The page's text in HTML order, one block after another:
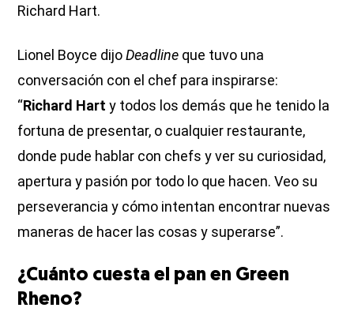
Richard Hart.
Lionel Boyce dijoDeadline que tuvo una
conversación con el chef para inspirarse:
“Richard Hart y todos los demás que he tenido la
fortuna de presentar, o cualquier restaurante,
donde pude hablar con chefs y ver su curiosidad,
apertura y pasión por todo lo que hacen. Veo su
perseverancia y cómo intentan encontrar nuevas
maneras de hacer las cosas y superarse”.
¿Cuánto cuesta el pan en Green
Rheno?